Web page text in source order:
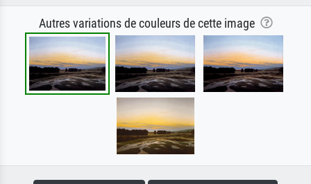
Autres variations de couleurs de cette image